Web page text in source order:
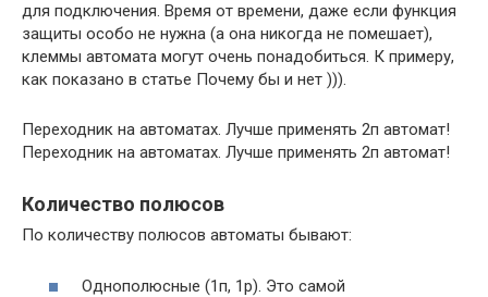
для подключения. Время от времени, даже если функция
защиты особо не нужна (а она никогда не помешает),
клеммы автомата могут очень понадобиться. К примеру,
как показано в статье Почему бы и нет ))).
Переходник на автоматах. Лучше применять 2п автомат!
Переходник на автоматах. Лучше применять 2п автомат!
Количество полюсов
По количеству полюсов автоматы бывают:
Однополюсные (1п, 1p). Это самой